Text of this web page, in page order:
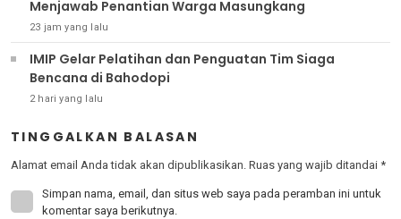
Menjawab Penantian Warga Masungkang
23 jam yang lalu
IMIP Gelar Pelatihan dan Penguatan Tim Siaga
Bencana di Bahodopi
2 hari yang lalu
TINGGALKAN BALASAN
Alamat email Anda tidak akan dipublikasikan. Ruas yang wajib ditandai *
Simpan nama, email, dan situs web saya pada peramban ini untuk
komentar saya berikutnya.